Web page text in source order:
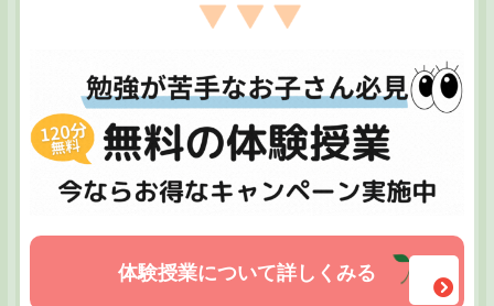
体験授業について詳しくみる